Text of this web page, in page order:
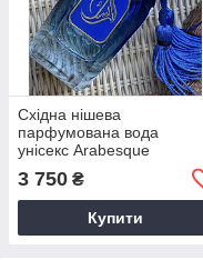
Східна нішева
парфумована вода
унісекс Arabesque
3 750 ₴
Купити